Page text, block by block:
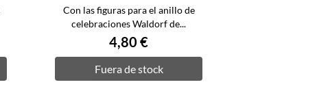
Con las figuras para el anillo de
celebraciones Waldorf de...
4,80 €
Fuera de stock